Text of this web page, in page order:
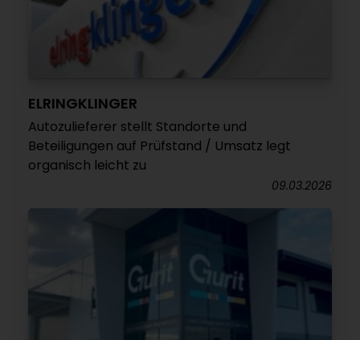
ELRINGKLINGER
Autozulieferer stellt Standorte und
Beteiligungen auf Prüfstand / Umsatz legt
organisch leicht zu
09.03.2026